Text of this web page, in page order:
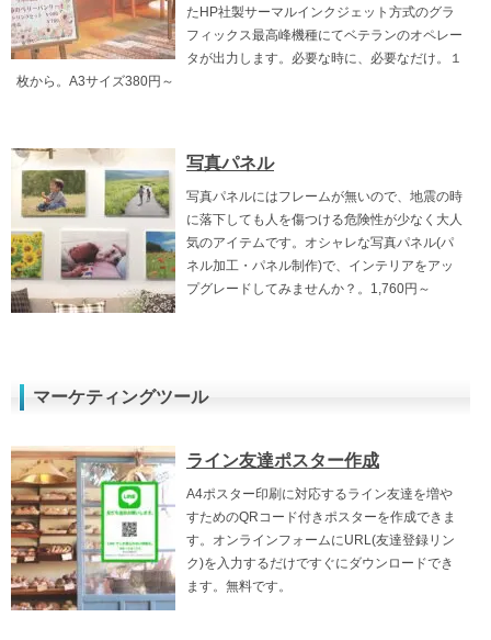
たHP社製サーマルインクジェット方式のグラ
フィックス最高峰機種にてベテランのオペレー
タが出力します。必要な時に、必要なだけ。１
枚から。A3サイズ380円～
写真パネル
写真パネルにはフレームが無いので、地震の時
に落下しても人を傷つける危険性が少なく大人
気のアイテムです。オシャレな写真パネル(パ
ネル加工・パネル制作)で、インテリアをアッ
プグレードしてみませんか？。1,760円～
マーケティングツール
ライン友達ポスター作成
A4ポスター印刷に対応するライン友達を増や
すためのQRコード付きポスターを作成できま
す。オンラインフォームにURL(友達登録リン
ク)を入力するだけですぐにダウンロードでき
ます。無料です。